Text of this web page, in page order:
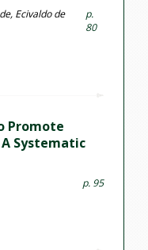
Ecivaldo de
p.
80
Promote
Systematic
p. 95